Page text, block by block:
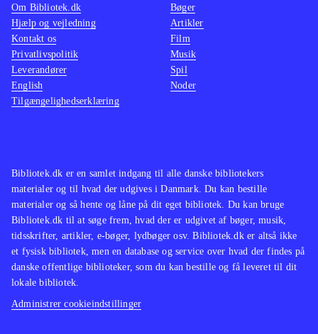
Bibliotek.dk er en samlet indgang til alle danske bibliotekers
materialer og til hvad der udgives i Danmark. Du kan bestille
materialer og så hente og låne på dit eget bibliotek. Du kan bruge
Bibliotek.dk til at søge frem, hvad der er udgivet af bøger, musik,
tidsskrifter, artikler, e-bøger, lydbøger osv. Bibliotek.dk er altså ikke
et fysisk bibliotek, men en database og service over hvad der findes på
danske offentlige biblioteker, som du kan bestille og få leveret til dit
lokale bibliotek.
Administrer cookieindstillinger
Om Bibliotek.dk
Hjælp og vejledning
Kontakt os
Privatlivspolitik
Leverandører
English
Tilgængelighedserklæring
Bøger
Artikler
Film
Musik
Spil
Noder